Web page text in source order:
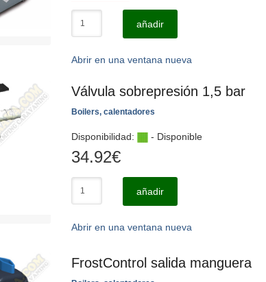
añadir
Abrir en una ventana nueva
Válvula sobrepresión 1,5 bar
Boilers, calentadores
Disponibilidad: - Disponible
34.92€
añadir
Abrir en una ventana nueva
FrostControl salida manguera